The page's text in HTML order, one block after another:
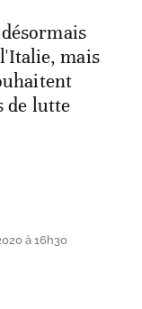
mais
de lutte
à 16h30